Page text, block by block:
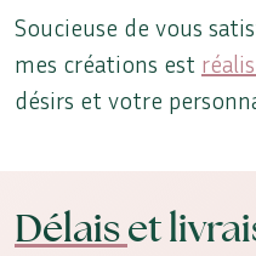
Soucieuse de vous
mes créations est
désirs et votre
Délaiset